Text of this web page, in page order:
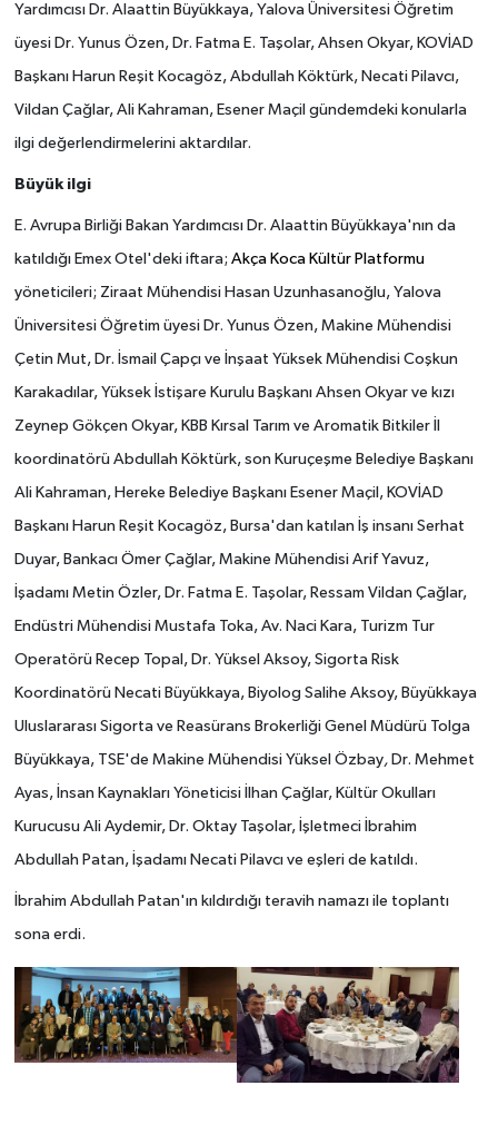
Yardımcısı Dr. Alaattin Büyükkaya, Yalova Üniversitesi Öğretim
üyesi Dr. Yunus Özen, Dr. Fatma E. Taşolar, Ahsen Okyar, KOVİAD
Başkanı Harun Reşit Kocagöz, Abdullah Köktürk, Necati Pilavcı,
Vildan Çağlar, Ali Kahraman, Esener Maçil gündemdeki konularla
ilgi değerlendirmelerini aktardılar.
Büyük ilgi
E. Avrupa Birliği Bakan Yardımcısı Dr. Alaattin Büyükkaya'nın da
katıldığı Emex Otel'deki iftara; Akça Koca Kültür Platformu
yöneticileri; Ziraat Mühendisi Hasan Uzunhasanoğlu, Yalova
Üniversitesi Öğretim üyesi Dr. Yunus Özen, Makine Mühendisi
Çetin Mut, Dr. İsmail Çapçı ve İnşaat Yüksek Mühendisi Coşkun
Karakadılar, Yüksek İstişare Kurulu Başkanı Ahsen Okyar ve kızı
Zeynep Gökçen Okyar, KBB Kırsal Tarım ve Aromatik Bitkiler İl
koordinatörü Abdullah Köktürk, son Kuruçeşme Belediye Başkanı
Ali Kahraman, Hereke Belediye Başkanı Esener Maçil, KOVİAD
Başkanı Harun Reşit Kocagöz, Bursa'dan katılan İş insanı Serhat
Duyar, Bankacı Ömer Çağlar, Makine Mühendisi Arif Yavuz,
İşadamı Metin Özler, Dr. Fatma E. Taşolar, Ressam Vildan Çağlar,
Endüstri Mühendisi Mustafa Toka, Av. Naci Kara, Turizm Tur
Operatörü Recep Topal, Dr. Yüksel Aksoy, Sigorta Risk
Koordinatörü Necati Büyükkaya, Biyolog Salihe Aksoy, Büyükkaya
Uluslararası Sigorta ve Reasürans Brokerliği Genel Müdürü Tolga
Büyükkaya, TSE'de Makine Mühendisi Yüksel Özbay, Dr. Mehmet
Ayas, İnsan Kaynakları Yöneticisi İlhan Çağlar, Kültür Okulları
Kurucusu Ali Aydemir, Dr. Oktay Taşolar, İşletmeci İbrahim
Abdullah Patan, İşadamı Necati Pilavcı ve eşleri de katıldı.
İbrahim Abdullah Patan'ın kıldırdığı teravih namazı ile toplantı
sona erdi.